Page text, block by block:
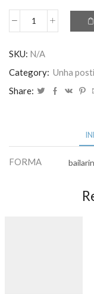
50
Display
Postiça
Mostruário
SKU: N/A
Category: Unha
Share:
FORMA